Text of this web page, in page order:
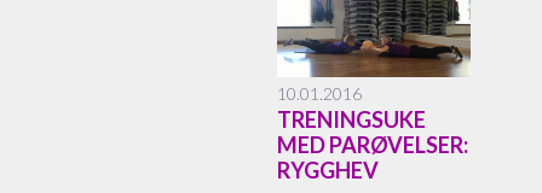
10.01.2016
TRENINGSUKE
MED PARØVELSER:
RYGGHEV